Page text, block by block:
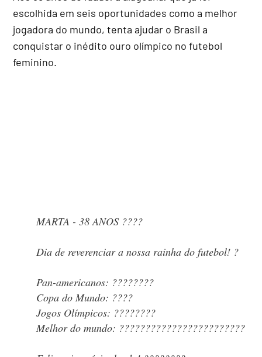
escolhida em seis oportunidades como a melhor
jogadora do mundo, tenta ajudar o Brasil a
conquistar o inédito ouro olímpico no futebol
feminino.
MARTA - 38 ANOS ????
Dia de reverenciar a nossa rainha do futebol! ?
Pan-americanos: ????????
Copa do Mundo: ????
Jogos Olímpicos: ????????
Melhor do mundo: ????????????????????????